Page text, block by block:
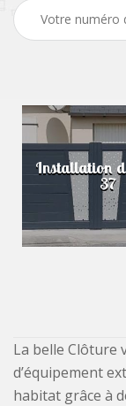
Installation
37
La belle Clôture
d’équipement
habitat grâce à